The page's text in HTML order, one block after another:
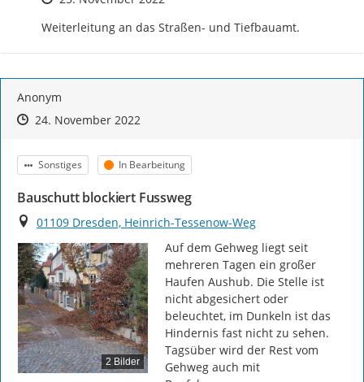
Weiterleitung an das Straßen- und Tiefbauamt.
Anonym
Zeitpunkt des Erstellens
Zeitpunkt des Erstellens
24. November 2022Zur Äußerung
Kategorie
Sonstiges Status
In Bearbeitung
Bauschutt blockiert Fussweg
Ort
01109 Dresden, Heinrich-Tessenow-Weg
2 Bilder
Auf dem Gehweg liegt seit
mehreren Tagen ein großer
Haufen Aushub. Die Stelle ist
nicht abgesichert oder
beleuchtet, im Dunkeln ist das
Hindernis fast nicht zu sehen.
Tagsüber wird der Rest vom
Gehweg auch mit